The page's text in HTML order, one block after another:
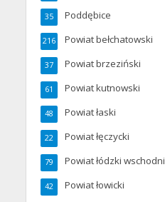
Poddębice
35
Powiat bełchatowski
216
Powiat brzeziński
37
Powiat kutnowski
61
Powiat łaski
48
Powiat łęczycki
22
Powiat łódzki wschodni
79
Powiat łowicki
42